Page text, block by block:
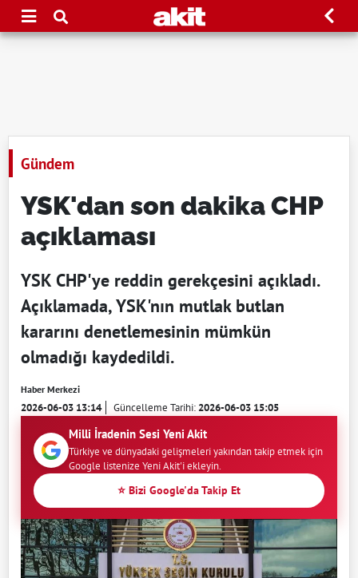
Gündem
YSK'dan son dakika CHP
açıklaması
YSK CHP'ye reddin gerekçesini açıkladı.
Açıklamada, YSK'nın mutlak butlan
kararını denetlemesinin mümkün
olmadığı kaydedildi.
Haber Merkezi
2026-06-03 13:14 Güncelleme Tarihi:2026-06-03 15:05
Milli İradenin Sesi Yeni Akit
Türkiye ve dünyadaki gelişmeleri yakından takip etmek için
Google listenize Yeni Akit'i ekleyin.
⭐ Bizi Google'da Takip Et